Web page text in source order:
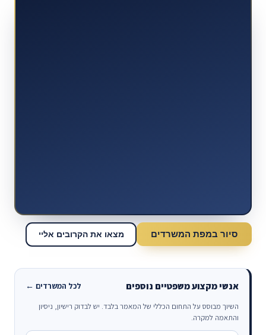
סיור במפת המשרדים מצאו את הקרובים אליי
אנשי מקצוע משפטיים נוספים לכל המשרדים ←
השיוך מבוסס על התחום הכללי של המאמר בלבד. יש לבדוק רישיון, ניסיון
והתאמה למקרה.